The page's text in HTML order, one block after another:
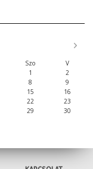
Szo
V
1
2
8
9
15
16
22
23
29
30